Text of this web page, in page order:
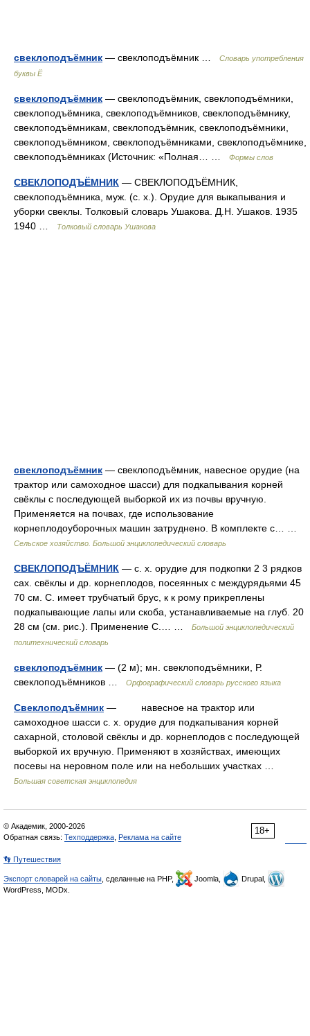
свеклоподъёмник — свеклоподъёмник …
Словарь употребления
буквы Ё
свеклоподъёмник — свеклоподъёмник, свеклоподъёмники,
свеклоподъёмника, свеклоподъёмников, свеклоподъёмнику,
свеклоподъёмникам, свеклоподъёмник, свеклоподъёмники,
свеклоподъёмником, свеклоподъёмниками, свеклоподъёмнике,
свеклоподъёмниках (Источник: «Полная… …
Формы слов
СВЕКЛОПОДЪЁМНИК — СВЕКЛОПОДЪЁМНИК,
свеклоподъёмника, муж. (с. х.). Орудие для выкапывания и
уборки свеклы. Толковый словарь Ушакова. Д.Н. Ушаков. 1935
1940 …
Толковый словарь Ушакова
свеклоподъёмник — свеклоподъёмник, навесное орудие (на
трактор или самоходное шасси) для подкапывания корней
свёклы с последующей выборкой их из почвы вручную.
Применяется на почвах, где использование
корнеплодоуборочных машин затруднено. В комплекте с… …
Сельское хозяйство. Большой энциклопедический словарь
СВЕКЛОПОДЪЁМНИК — с. х. орудие для подкопки 2 3 рядков
сах. свёклы и др. корнеплодов, посеянных с междурядьями 45
70 см. С. имеет трубчатый брус, к к рому прикреплены
подкапывающие лапы или скоба, устанавливаемые на глуб. 20
28 см (см. рис.). Применение С.… …
Большой энциклопедический
политехнический словарь
свеклоподъёмник — (2 м); мн. свеклоподъёмники, Р.
свеклоподъёмников …
Орфографический словарь русского языка
Свеклоподъёмник — навесное на трактор или
самоходное шасси с. х. орудие для подкапывания корней
сахарной, столовой свёклы и др. корнеплодов с последующей
выборкой их вручную. Применяют в хозяйствах, имеющих
посевы на неровном поле или на небольших участках …
Большая советская энциклопедия
18+
© Академик, 2000-2026
Обратная связь: Техподдержка Реклама на сайте
👣 Путешествия
Экспорт словарей на сайты , сделанные на PHP, Joomla,
Drupal,
WordPress, MODx.